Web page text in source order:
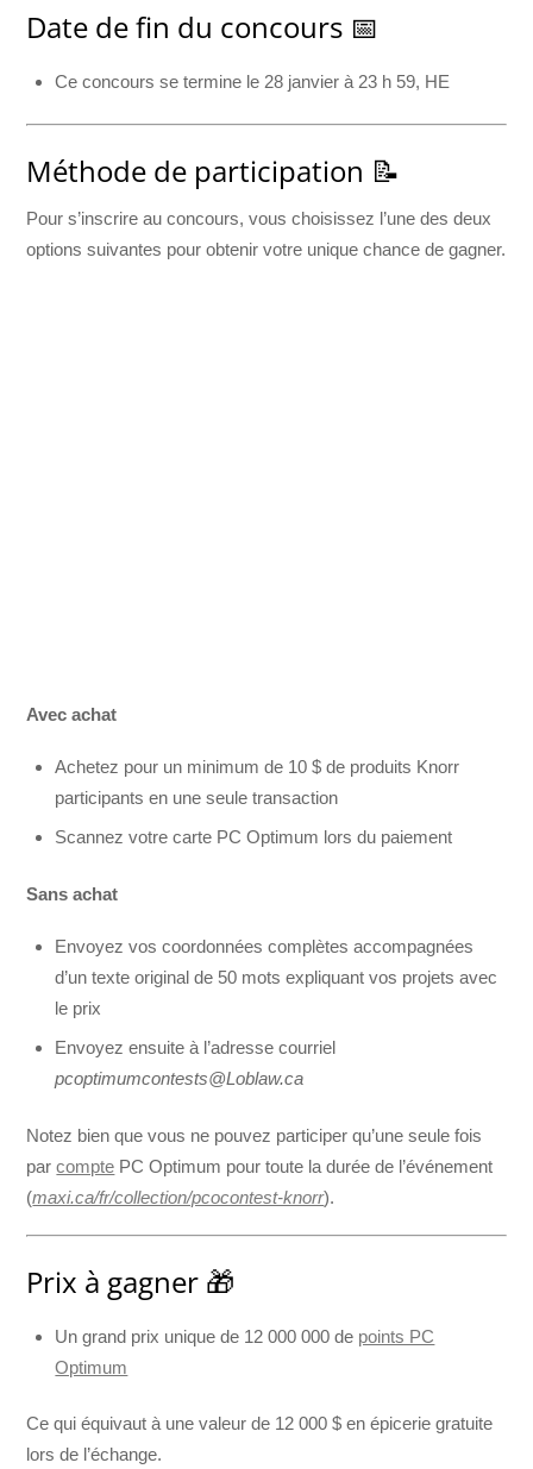
Date de fin du concours 📅
Ce concours se termine le 28 janvier à 23 h 59, HE
Méthode de participation 📝
Pour s’inscrire au concours, vous choisissez l’une des deux
options suivantes pour obtenir votre unique chance de gagner.
Avec achat
Achetez pour un minimum de 10 $ de produits Knorr
participants en une seule transaction
Scannez votre carte PC Optimum lors du paiement
Sans achat
Envoyez vos coordonnées complètes accompagnées
d’un texte original de 50 mots expliquant vos projets avec
le prix
Envoyez ensuite à l’adresse courriel
pcoptimumcontests@Loblaw.ca
Notez bien que vous ne pouvez participer qu’une seule fois
parcompte PC Optimum pour toute la durée de l’événement
(maxi.ca/fr/collection/pcocontest-knorr).
Prix à gagner 🎁
Un grand prix unique de 12 000 000 de points PC
Optimum
Ce qui équivaut à une valeur de 12 000 $ en épicerie gratuite
lors de l’échange.